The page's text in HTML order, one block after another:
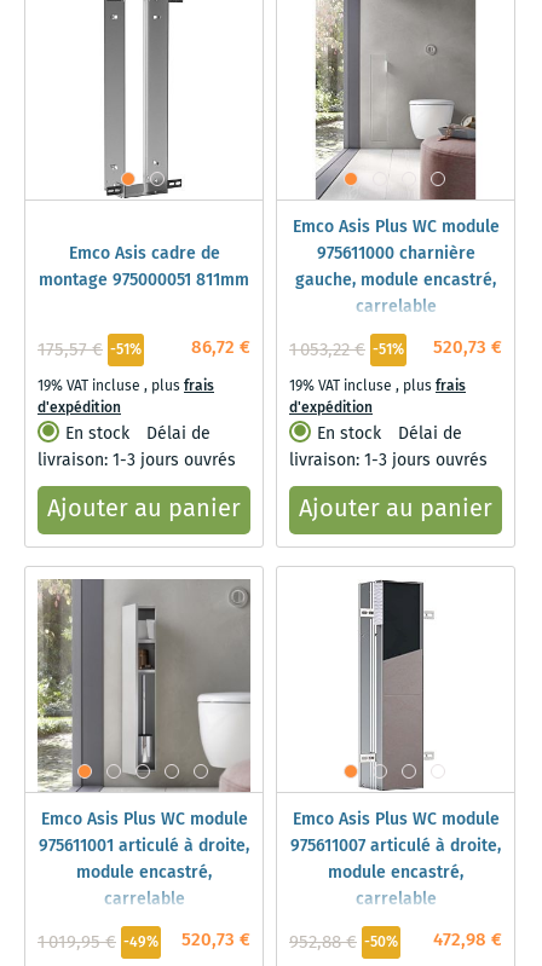
Emco Asis cadre de
montage 975000051 811mm
86,72 €
175,57 € -51%
19% VAT incluse , plusfrais
d'expédition
En stock
Délai de
livraison: 1-3 jours ouvrés
Ajouter au panier
Emco Asis Plus WC module
975611000 charnière
gauche, module encastré,
carrelable
520,73 €
1 053,22 € -51%
19% VAT incluse , plusfrais
d'expédition
En stock
Délai de
livraison: 1-3 jours ouvrés
Ajouter au panier
Emco Asis Plus WC module
975611001 articulé à droite,
module encastré,
carrelable
520,73 €
1 019,95 € -49%
Emco Asis Plus WC module
975611007 articulé à droite,
module encastré,
carrelable
472,98 €
952,88 € -50%